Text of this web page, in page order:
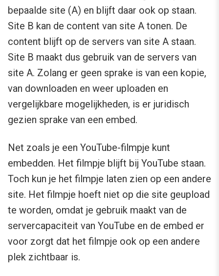
bepaalde site (A) en blijft daar ook op staan.
Site B kan de content van site A tonen. De
content blijft op de servers van site A staan.
Site B maakt dus gebruik van de servers van
site A. Zolang er geen sprake is van een kopie,
van downloaden en weer uploaden en
vergelijkbare mogelijkheden, is er juridisch
gezien sprake van een embed.
Net zoals je een YouTube-filmpje kunt
embedden. Het filmpje blijft bij YouTube staan.
Toch kun je het filmpje laten zien op een andere
site. Het filmpje hoeft niet op die site geupload
te worden, omdat je gebruik maakt van de
servercapaciteit van YouTube en de embed er
voor zorgt dat het filmpje ook op een andere
plek zichtbaar is.